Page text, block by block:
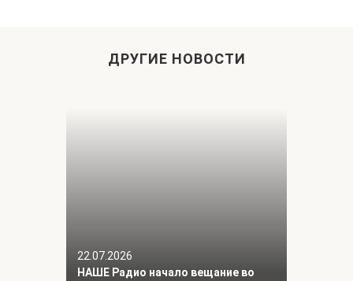
ДРУГИЕ НОВОСТИ
22.07.2026
НАШЕ Радио начало вещание во